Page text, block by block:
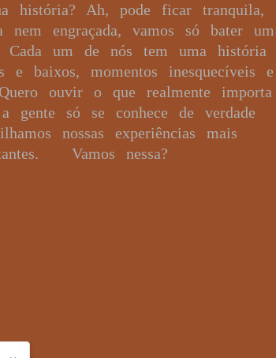
história? Ah, pode ficar tranquila,
nem engraçada, vamos só bater um
Cada um de nós tem uma história
e baixos, momentos inesquecíveis e
ouvir o que realmente importa
gente só se conhece de verdade
nossas experiências mais
Vamos nessa?